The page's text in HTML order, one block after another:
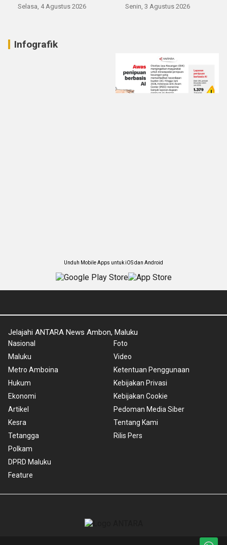
Selasa, 4 Agustus 2026 Senin, 3 Agustus 2026
Infografik
Unduh Mobile Apps untuk iOS dan Android
Jelajahi ANTARA News Ambon, Maluku
Nasional
Maluku
Metro Amboina
Hukum
Ekonomi
Artikel
Kesra
Tetangga
Polkam
DPRD Maluku
Feature
Foto
Video
Ketentuan Penggunaan
Kebijakan Privasi
Kebijakan Cookie
Pedoman Media Siber
Tentang Kami
Rilis Pers